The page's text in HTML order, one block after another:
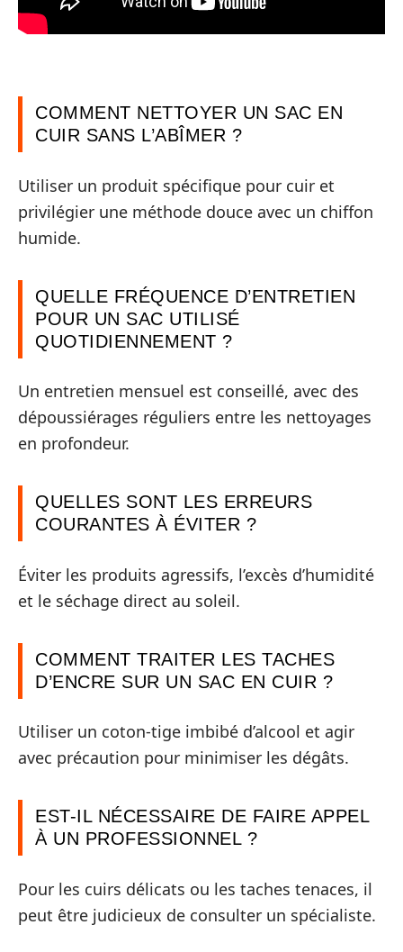
COMMENT NETTOYER UN SAC EN
CUIR SANS L’ABÎMER ?
Utiliser un produit spécifique pour cuir et
privilégier une méthode douce avec un chiffon
humide.
QUELLE FRÉQUENCE D’ENTRETIEN
POUR UN SAC UTILISÉ
QUOTIDIENNEMENT ?
Un entretien mensuel est conseillé, avec des
dépoussiérages réguliers entre les nettoyages
en profondeur.
QUELLES SONT LES ERREURS
COURANTES À ÉVITER ?
Éviter les produits agressifs, l’excès d’humidité
et le séchage direct au soleil.
COMMENT TRAITER LES TACHES
D’ENCRE SUR UN SAC EN CUIR ?
Utiliser un coton-tige imbibé d’alcool et agir
avec précaution pour minimiser les dégâts.
EST-IL NÉCESSAIRE DE FAIRE APPEL
À UN PROFESSIONNEL ?
Pour les cuirs délicats ou les taches tenaces, il
peut être judicieux de consulter un spécialiste.